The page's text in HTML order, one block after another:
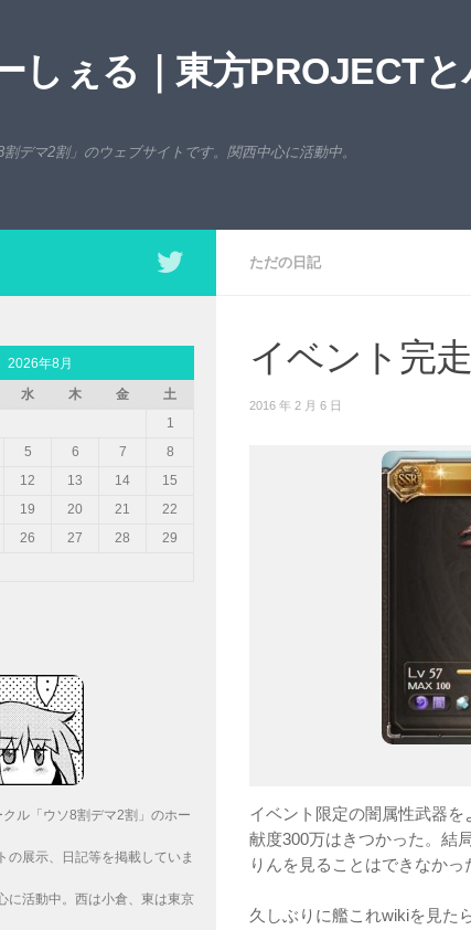
しぇる｜東方PROJECT
デマ2割」のウェブサイトです。関西中心に活動中。
ただの日記
イベント完走
2016 年 2 月 6 日
イベント限定の闇属性武器
献度300万はきつかった。結
りんを見ることはできなかっ
久しぶりに艦これwikiを見た
2026年8月
水 木 金
土
1
5 6 7
8
12 13 14
15
19 20 21
22
26 27 28
29
ル「ウソ8割デマ2割」のホー
の展示、日記等を掲載していま
に活動中。西は小倉、東は東京